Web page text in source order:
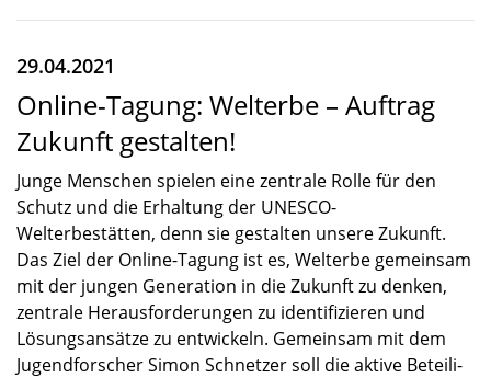
29.04.2021
Online-Tagung: Welterbe – Auftrag
Zukunft gestalten!
Junge Menschen spielen eine zentrale Rolle für den
Schutz und die Erhal­tung der UNESCO-
Welterbestätten, denn sie gestal­ten unsere Zukunft.
Das Ziel der Online-Tagung ist es, Welterbe gemein­sam
mit der jungen Genera­tion in die Zukunft zu denken,
zentrale Heraus­for­de­run­gen zu identi­fi­zie­ren und
Lösungs­an­sätze zu entwi­ckeln. Gemein­sam mit dem
Jugend­for­scher Simon Schnet­zer soll die aktive Betei­li­